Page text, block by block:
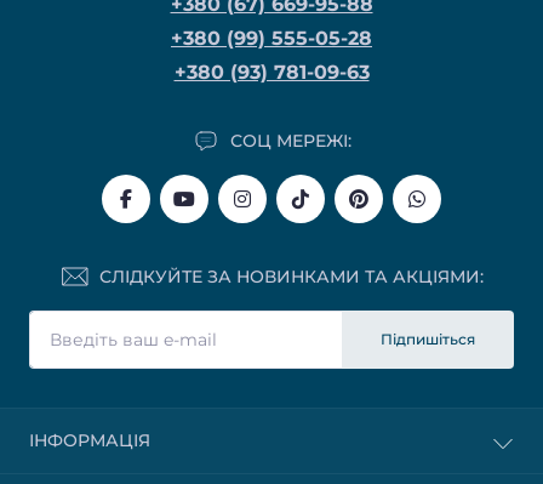
+380 (67) 669-95-88
+380 (99) 555-05-28
+380 (93) 781-09-63
СОЦ МЕРЕЖІ:
СЛІДКУЙТЕ ЗА НОВИНКАМИ ТА АКЦІЯМИ:
Підпишіться
ІНФОРМАЦІЯ